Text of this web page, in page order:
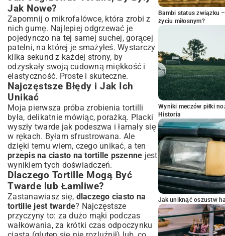
Jak Nowe?
Zapomnij o mikrofalówce, która zrobi z
nich gumę. Najlepiej odgrzewać je
pojedynczo na tej samej suchej, gorącej
patelni, na której je smażyłeś. Wystarczy
kilka sekund z każdej strony, by
odzyskały swoją cudowną miękkość i
elastyczność. Proste i skuteczne.
Najczęstsze Błędy i Jak Ich
Unikać
Moja pierwsza próba zrobienia tortilli
była, delikatnie mówiąc, porażką. Placki
wyszły twarde jak podeszwa i łamały się
w rękach. Byłam sfrustrowana. Ale
dzięki temu wiem, czego unikać, a ten
przepis na ciasto na tortille pszenne jest
wynikiem tych doświadczeń.
Dlaczego Tortille Mogą Być
Twarde lub Łamliwe?
Zastanawiasz się, dlaczego ciasto na
tortille jest twarde? Najczęstsze
przyczyny to: za dużo mąki podczas
wałkowania, za krótki czas odpoczynku
Bambi status związku
życiu miłosnym?
Wyniki meczów piłki
Historia
Jak uniknąć oszustw